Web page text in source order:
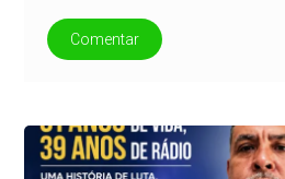
Comentar